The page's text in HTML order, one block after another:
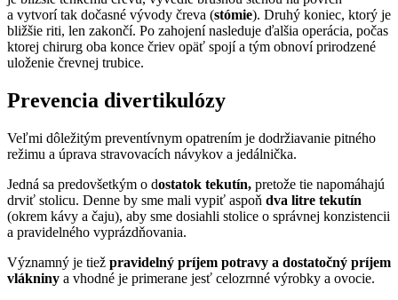
a vytvorí tak dočasné vývody čreva (stómie). Druhý koniec, ktorý je
bližšie riti, len zakončí. Po zahojení nasleduje ďalšia operácia, počas
ktorej chirurg oba konce čriev opäť spojí a tým obnoví prirodzené
uloženie črevnej trubice.
Prevencia divertikulózy
Veľmi dôležitým preventívnym opatrením je dodržiavanie pitného
režimu a úprava stravovacích návykov a jedálnička.
Jedná sa predovšetkým o dostatok tekutín, pretože tie napomáhajú
drviť stolicu. Denne by sme mali vypiť aspoň dva litre tekutín
(okrem kávy a čaju), aby sme dosiahli stolice o správnej konzistencii
a pravidelného vyprázdňovania.
Významný je tiež pravidelný príjem potravy a dostatočný príjem
vlákniny a vhodné je primerane jesť celozrnné výrobky a ovocie.